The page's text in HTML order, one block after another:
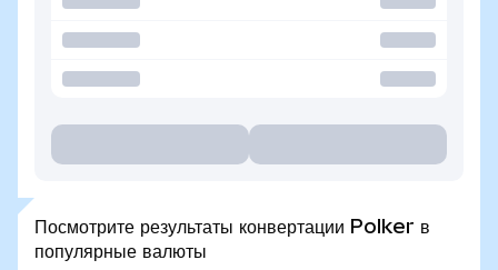
Посмотрите результаты конвертации Polker в
популярные валюты